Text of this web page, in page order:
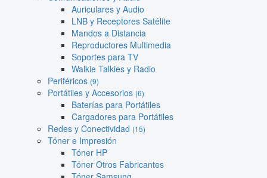
Auriculares y Audio
LNB y Receptores Satélite
Mandos a Distancia
Reproductores Multimedia
Soportes para TV
Walkie Talkies y Radio
Periféricos (9)
Portátiles y Accesorios (6)
Baterías para Portátiles
Cargadores para Portátiles
Redes y Conectividad (15)
Tóner e Impresión
Tóner HP
Tóner Otros Fabricantes